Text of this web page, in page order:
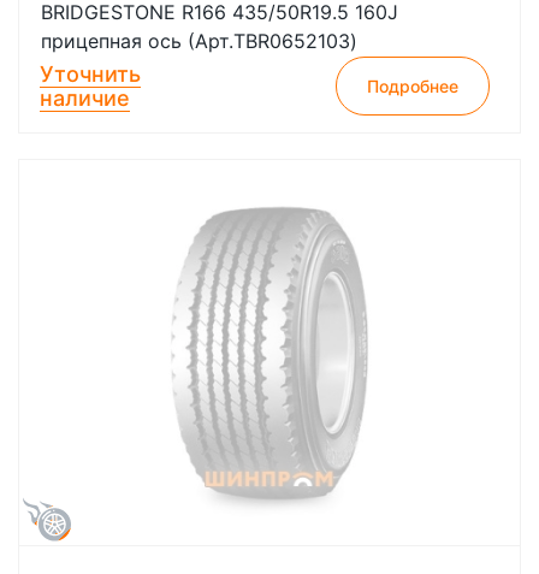
BRIDGESTONE R166 435/50R19.5 160J
прицепная ось (Арт.TBR0652103)
Уточнить
наличие
Подробнее